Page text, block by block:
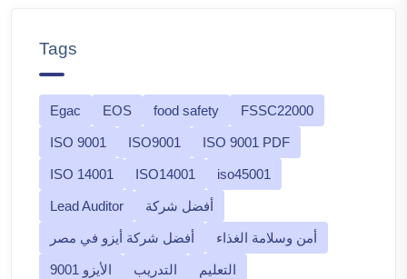
Tags
Egac EOS food safety FSSC22000
ISO 9001 ISO9001 ISO 9001 PDF
ISO 14001 ISO14001 iso45001
Lead Auditor أفضل شركة
أفضل شركة أيزو في مصر أمن وسلامة الغذاء
الأيزو 9001 التدريب التعليم